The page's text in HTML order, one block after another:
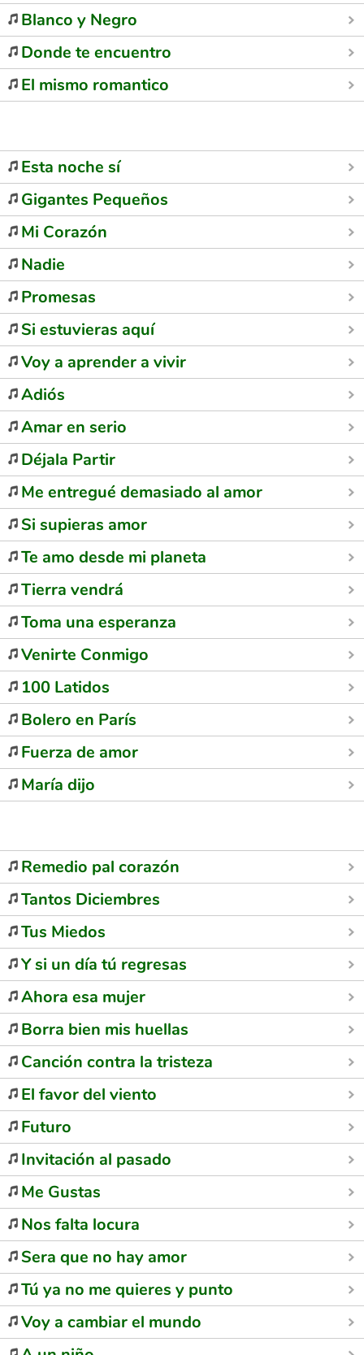
Blanco y Negro
Donde te encuentro
El mismo romantico
Esta noche sí
Gigantes Pequeños
Mi Corazón
Nadie
Promesas
Si estuvieras aquí
Voy a aprender a vivir
Adiós
Amar en serio
Déjala Partir
Me entregué demasiado al amor
Si supieras amor
Te amo desde mi planeta
Tierra vendrá
Toma una esperanza
Venirte Conmigo
100 Latidos
Bolero en París
Fuerza de amor
María dijo
Remedio pal corazón
Tantos Diciembres
Tus Miedos
Y si un día tú regresas
Ahora esa mujer
Borra bien mis huellas
Canción contra la tristeza
El favor del viento
Futuro
Invitación al pasado
Me Gustas
Nos falta locura
Sera que no hay amor
Tú ya no me quieres y punto
Voy a cambiar el mundo